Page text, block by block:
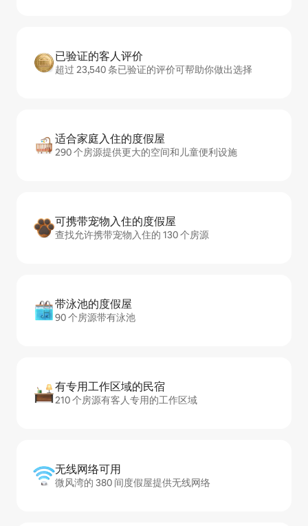
已验证的客人评价
超过 23,540 条已验证的评价可帮助你做出选择
适合家庭入住的度假屋
290 个房源提供更大的空间和儿童便利设施
可携带宠物入住的度假屋
查找允许携带宠物入住的 130 个房源
带泳池的度假屋
90 个房源带有泳池
有专用工作区域的民宿
210 个房源有客人专用的工作区域
无线网络可用
微风湾的 380 间度假屋提供无线网络